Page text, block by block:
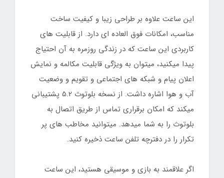
این ساعت علاوه بر طراحی زیبا و کیفیت ساخت
مناسب، امکانات فوق العاده ای دارد. از قابلیت های
کاربردی این ساعت که در زندگی روزمره به آن احتیاج
پیدا میکنید، میتوان به ویژگی قابلیت مکالمه و نمایش
اعلان پیام و شبکه های اجتماعی و تقویم و وضعیت
آب و هوا اشاره داشت. از نسخه بلوتوث 5.2 پشتیبانی
میکند که امکان برقراری تماس از طریق اتصال به
بلوتوث را به شما میدهد. میتوانید مخاطب های پر
تکرار را در دفترچه تلفن ساعت ذخیره کنید.
اگر علاقمند به بازی و موسیقی هستید، این ساعت